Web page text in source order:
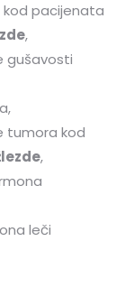
pacijenata
,
gušavosti
tumora kod
,
leči